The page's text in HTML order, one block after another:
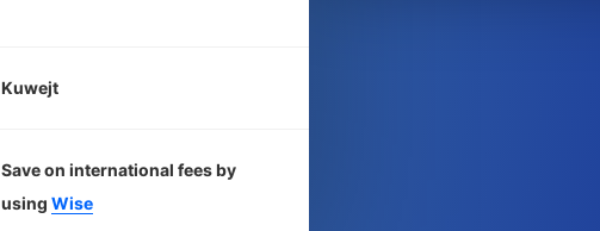
Kuwejt
Save on international fees by
using Wise